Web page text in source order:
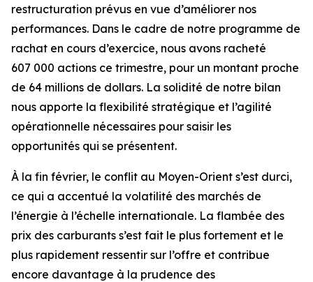
restructuration prévus en vue d’améliorer nos
performances. Dans le cadre de notre programme de
rachat en cours d’exercice, nous avons racheté
607 000 actions ce trimestre, pour un montant proche
de 64 millions de dollars. La solidité de notre bilan
nous apporte la flexibilité stratégique et l’agilité
opérationnelle nécessaires pour saisir les
opportunités qui se présentent.
À la fin février, le conflit au Moyen-Orient s’est durci,
ce qui a accentué la volatilité des marchés de
l’énergie à l’échelle internationale. La flambée des
prix des carburants s’est fait le plus fortement et le
plus rapidement ressentir sur l’offre et contribue
encore davantage à la prudence des